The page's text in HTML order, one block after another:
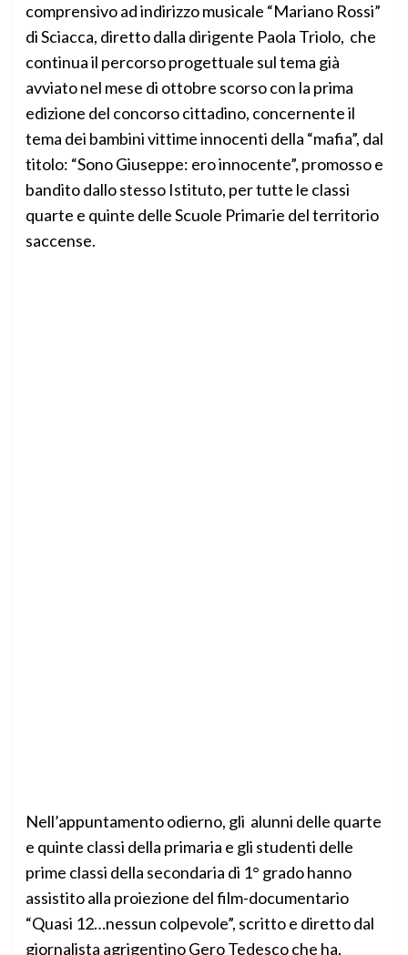
comprensivo ad indirizzo musicale “Mariano Rossi”
di Sciacca, diretto dalla dirigente Paola Triolo, che
continua il percorso progettuale sul tema già
avviato nel mese di ottobre scorso con la prima
edizione del concorso cittadino, concernente il
tema dei bambini vittime innocenti della “mafia”, dal
titolo: “Sono Giuseppe: ero innocente”, promosso e
bandito dallo stesso Istituto, per tutte le classi
quarte e quinte delle Scuole Primarie del territorio
saccense.
Nell’appuntamento odierno, gli alunni delle quarte
e quinte classi della primaria e gli studenti delle
prime classi della secondaria di 1° grado hanno
assistito alla proiezione del film-documentario
“Quasi 12…nessun colpevole”, scritto e diretto dal
giornalista agrigentino Gero Tedesco che ha,